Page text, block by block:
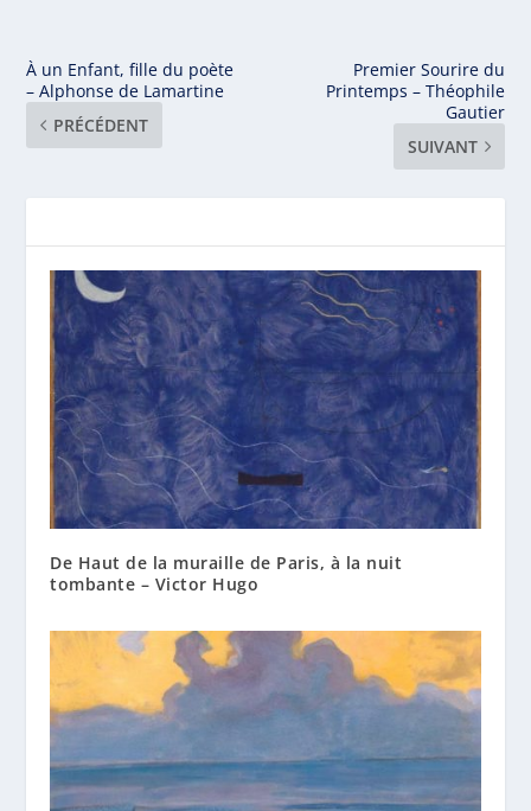
À un Enfant, fille du poète
– Alphonse de Lamartine
PRÉCÉDENT
Premier Sourire du
Printemps – Théophile
Gautier
SUIVANT
De Haut de la muraille de Paris, à la nuit
tombante – Victor Hugo